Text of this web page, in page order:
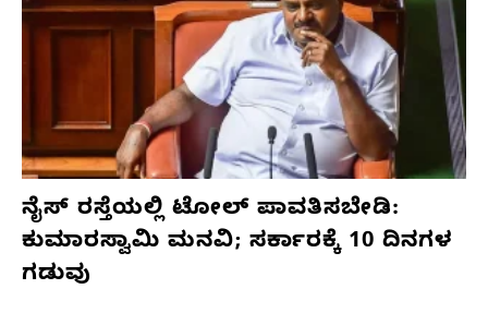
ನೈಸ್ ರಸ್ತೆಯಲ್ಲಿ ಟೋಲ್ ಪಾವತಿಸಬೇಡಿ:
ಕುಮಾರಸ್ವಾಮಿ ಮನವಿ; ಸರ್ಕಾರಕ್ಕೆ 10 ದಿನಗಳ
ಗಡುವು